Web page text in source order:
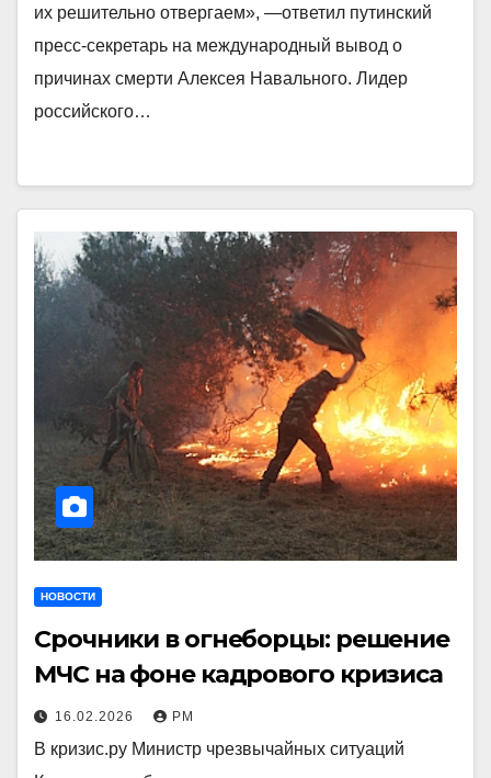
их решительно отвергаем», —ответил путинский
пресс-секретарь на международный вывод о
причинах смерти Алексея Навального. Лидер
российского…
НОВОСТИ
Срочники в огнеборцы: решение
МЧС на фоне кадрового кризиса
16.02.2026 РМ
В кризис.ру Министр чрезвычайных ситуаций